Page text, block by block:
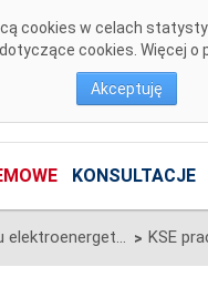
cookies w celach
cookies. Więcej o
Akceptuję
KONSULTACJE
Informacje o pracy systemu elektroenergetycznego >